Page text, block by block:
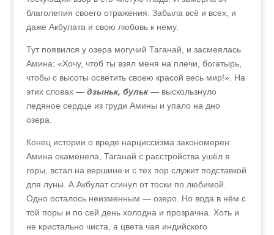
благолепия своего отражения. Забыла всё и всех, и
даже Акбулата и свою любовь к нему.
Тут появился у озера могучий Таганай, и засмеялась
Амина: «Хочу, чтоб ты взял меня на плечи, богатырь,
чтобы с высоты осветить своею красой весь мир!». На
этих словах — дзыньк, бульк— выскользнуло
ледяное сердце из груди Амины и упало на дно
озера.
Конец истории о вреде нарциссизма закономерен:
Амина окаменела, Таганай с расстройства ушёл в
горы, встал на вершине и с тех пор служит подставкой
для луны. А Акбулат сгинул от тоски по любимой.
Одно осталось неизменным — озеро. Но вода в нём с
той поры и по сей день холодна и прозрачна. Хоть и
не кристально чиста, а цвета чая индийского